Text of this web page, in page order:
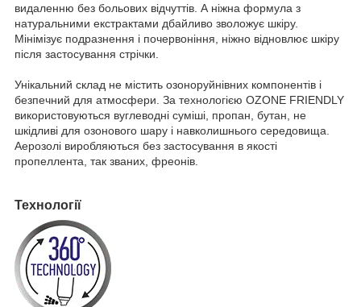
видаленню без больових відчуттів. А ніжна формула з
натуральними екстрактами дбайливо зволожує шкіру.
Мінімізує подразнення і почервоніння, ніжно відновлює шкіру
після застосування стрічки.
Унікальний склад не містить озоноруйнівних компонентів і
безпечний для атмосфери. За технологією OZONE FRIENDLY
використовуються вуглеводні суміші, пропан, бутан, не
шкідливі для озонового шару і навколишнього середовища.
Аерозолі виробляються без застосування в якості
пропеллента, так званих, фреонів.
Технології